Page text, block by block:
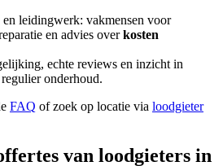
en leidingwerk: vakmensen voor
en advies overkosten
echte reviews en inzicht in
onderhoud.
FAQ of zoek op locatie via loodgieter
van loodgieters in